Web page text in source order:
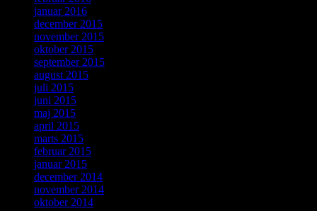
januar 2016
december 2015
november 2015
oktober 2015
september 2015
august 2015
juli 2015
juni 2015
maj 2015
april 2015
marts 2015
februar 2015
januar 2015
december 2014
november 2014
oktober 2014